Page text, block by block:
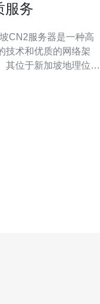
服务
技术和优质的网络架
其位于新加坡地理位置